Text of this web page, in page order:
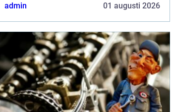
admin 01 augusti 2026